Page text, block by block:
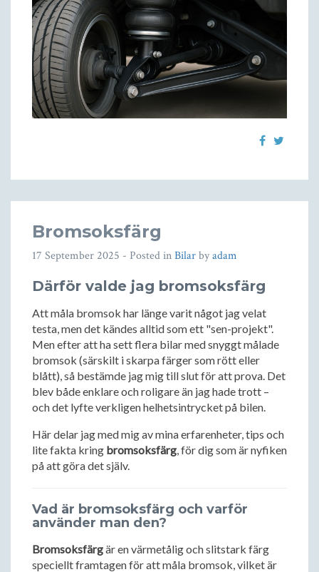
Bromsoksfärg
17 September 2025 - Posted inBilarbyadam
Därför valde jag bromsoksfärg
Att måla bromsok har länge varit något jag velat
testa, men det kändes alltid som ett "sen-projekt".
Men efter att ha sett flera bilar med snyggt målade
bromsok (särskilt i skarpa färger som rött eller
blått), så bestämde jag mig till slut för att prova. Det
blev både enklare och roligare än jag hade trott –
och det lyfte verkligen helhetsintrycket på bilen.
Här delar jag med mig av mina erfarenheter, tips och
lite fakta kring bromsoksfärg , för dig som är nyfiken
på att göra det själv.
Vad är bromsoksfärg och varför
använder man den?
Bromsoksfärgär en värmetålig och slitstark färg
speciellt framtagen för att måla bromsok, vilket är